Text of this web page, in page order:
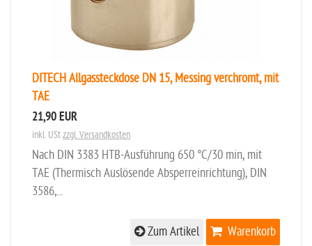
DITECH Allgassteckdose DN 15, Messing verchromt, mit
TAE
21,90 EUR
inkl. UStzzgl. Versandkosten
Nach DIN 3383 HTB-Ausführung 650 °C/30 min, mit
TAE (Thermisch Auslösende Absperreinrichtung), DIN
3586,...
Warenkorb
Zum Artikel